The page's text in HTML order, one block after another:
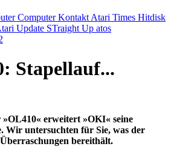
Computer Kontakt Atari Times Hitdisk
Update STraight Up atos
Stapellauf...
erweitert »OKI« seine
Wir untersuchten für Sie, was der
bereithält.